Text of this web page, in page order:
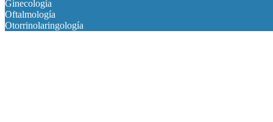
Ginecología
Oftalmología
Otorrinolaringología